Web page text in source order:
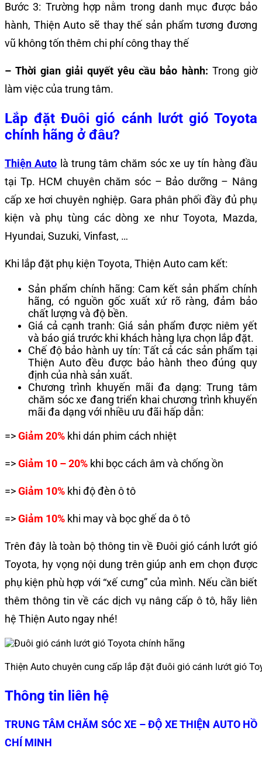
Bước 3: Trường hợp nằm trong danh mục được bảo
hành, Thiện Auto sẽ thay thế sản phẩm tương đương
vũ không tốn thêm chi phí công thay thế
– Thời gian giải quyết yêu cầu bảo hành: Trong giờ
làm việc của trung tâm.
Lắp đặt Đuôi gió cánh lướt gió Toyota
chính hãng ở đâu?
Thiện Auto là trung tâm chăm sóc xe uy tín hàng đầu
tại Tp. HCM chuyên chăm sóc – Bảo dưỡng – Nâng
cấp xe hơi chuyên nghiệp. Gara phân phối đầy đủ phụ
kiện và phụ tùng các dòng xe như Toyota, Mazda,
Hyundai, Suzuki, Vinfast, …
Khi lắp đặt phụ kiện Toyota, Thiện Auto cam kết:
Sản phẩm chính hãng: Cam kết sản phẩm chính
hãng, có nguồn gốc xuất xứ rõ ràng, đảm bảo
chất lượng và độ bền.
Giá cả cạnh tranh: Giá sản phẩm được niêm yết
và báo giá trước khi khách hàng lựa chọn lắp đặt.
Chế độ bảo hành uy tín: Tất cả các sản phẩm tại
Thiện Auto đều được bảo hành theo đúng quy
định của nhà sản xuất.
Chương trình khuyến mãi đa dạng: Trung tâm
chăm sóc xe đang triển khai chương trình khuyến
mãi đa dạng với nhiều ưu đãi hấp dẫn:
=>Giảm 20% khi dán phim cách nhiệt
=>Giảm 10 – 20% khi bọc cách âm và chống ồn
=>Giảm 10% khi độ đèn ô tô
=>Giảm 10% khi may và bọc ghế da ô tô
Trên đây là toàn bộ thông tin về Đuôi gió cánh lướt gió
Toyota, hy vọng nội dung trên giúp anh em chọn được
phụ kiện phù hợp với “xế cưng” của mình. Nếu cần biết
thêm thông tin về các dịch vụ nâng cấp ô tô, hãy liên
hệ Thiện Auto ngay nhé!
Thiện Auto chuyên cung cấp lắp đặt đuôi gió cánh lướt gió
Thông tin liên hệ
TRUNG TÂM CHĂM SÓC XE – ĐỘ XE THIỆN AUTO HỒ
CHÍ MINH